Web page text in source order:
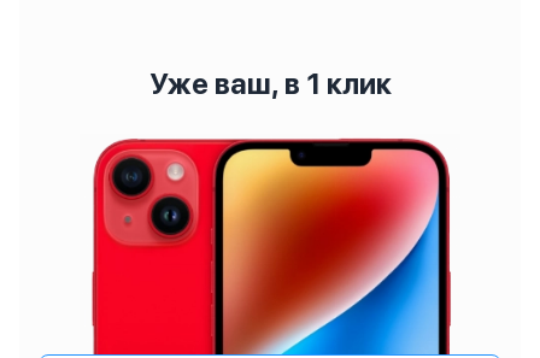
Уже ваш, в 1 клик